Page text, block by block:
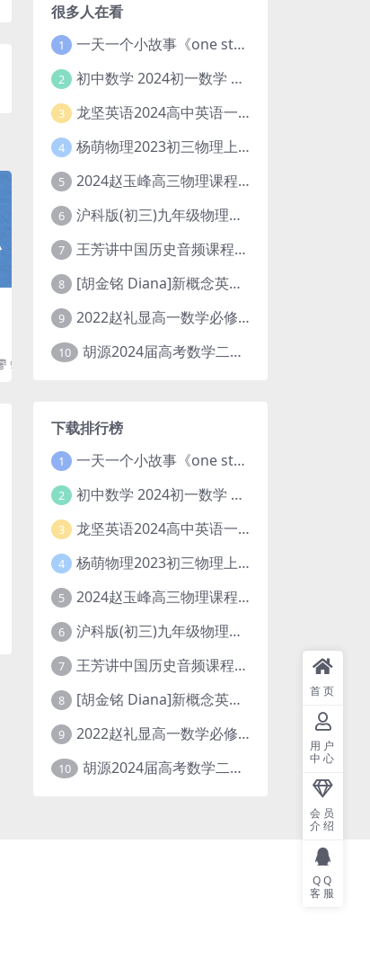
9.9
很多人在看
1 一天一个小故事《one story a day》初中版 百度网盘分享下载
2 初中数学 2024初一数学 朱韬数学 S班春季下 A+班春季下 百度云网盘
3 龙坚英语2024高中英语一轮系统班(全国卷+北京卷)
4 杨萌物理2023初三物理上秋季A+班(视频+讲义) 百度网盘分享
5 2024赵玉峰高三物理课程24年高考物理一轮复习网课教程
6 沪科版(初三)九年级物理全一册网课教学视频全集(录播版 杜春雨 66讲)
7 王芳讲中国历史音频课程全集(上下五千年)
8 [胡金铭 Diana]新概念英语第1册教学视频课程(全集 百度网盘下载)
9 2022赵礼显高一数学必修一课程视频资源(秋季班 含讲义)百度网盘云
10 胡源2024届高考数学二轮寒假春季精讲 百度网盘分享
下载排行榜
1 一天一个小故事《one story a day》初中版 百度网盘分享下载
2 初中数学 2024初一数学 朱韬数学 S班春季下 A+班春季下 百度云网盘
3 龙坚英语2024高中英语一轮系统班(全国卷+北京卷)
4 杨萌物理2023初三物理上秋季A+班(视频+讲义) 百度网盘分享
5 2024赵玉峰高三物理课程24年高考物理一轮复习网课教程
6 沪科版(初三)九年级物理全一册网课教学视频全集(录播版 杜春雨 66讲)
7 王芳讲中国历史音频课程全集(上下五千年)
8 [胡金铭 Diana]新概念英语第1册教学视频课程(全集 百度网盘下载)
9 2022赵礼显高一数学必修一课程视频资源(秋季班 含讲义)百度网盘云
10 胡源2024届高考数学二轮寒假春季精讲 百度网盘分享
首页
用户
中心
会员
介绍
QQ
客服